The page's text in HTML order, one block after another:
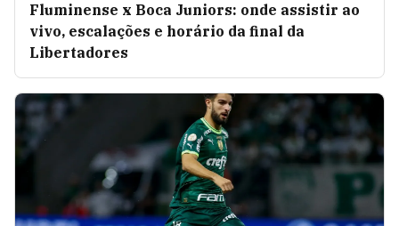
Fluminense x Boca Juniors: onde assistir ao
vivo, escalações e horário da final da
Libertadores